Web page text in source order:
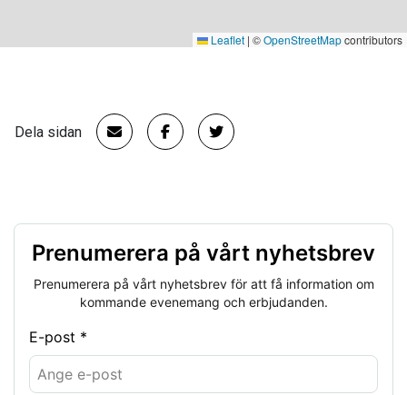
Leaflet | ©OpenStreetMapcontributors
Dela sidan
Prenumerera på vårt nyhetsbrev
Prenumerera på vårt nyhetsbrev för att få information om
kommande evenemang och erbjudanden.
E-post *